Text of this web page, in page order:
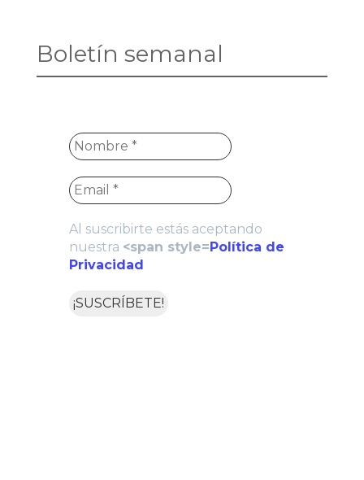
Boletín semanal
Al suscribirte estás aceptando
nuestra <span style= Política de
Privacidad